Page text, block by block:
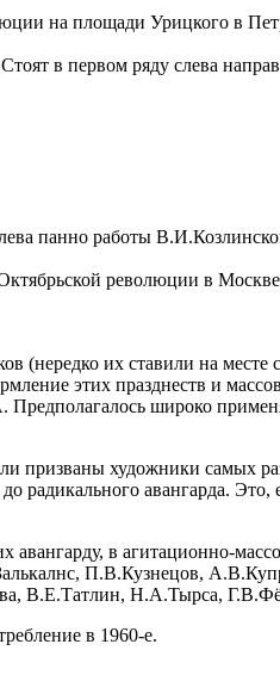
на площади Урицкого в
в первом ряду слева
панно работы
революции в
(нередко их ставили на
этих празднеств и
широко
призваны художники самых
радикального авангарда.
авангарду, в агитационно-
П.В.Кузнецов,
В.Е.Татлин, Н.А.Тырса,
в 1960-е.